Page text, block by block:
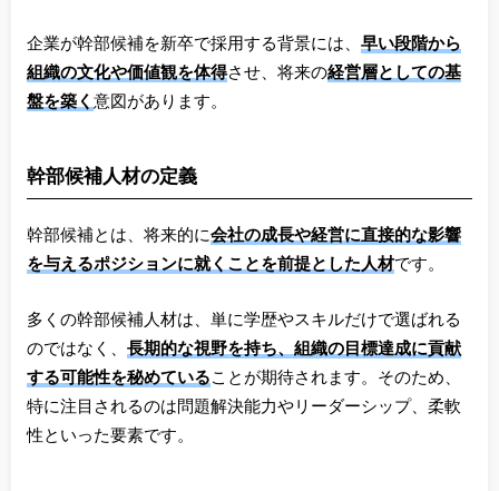
企業が幹部候補を新卒で採用する背景には、 早い段階から
組織の文化や価値観を体得させ、将来の経営層としての基
盤を築く 意図があります。
幹部候補人材の定義
幹部候補とは、将来的に会社の成長や経営に直接的な影響
を与えるポジションに就くことを前提とした人材です。
多くの幹部候補人材は、単に学歴やスキルだけで選ばれる
のではなく、 長期的な視野を持ち、組織の目標達成に貢献
する可能性を秘めていることが期待されます。そのため、
特に注目されるのは問題解決能力やリーダーシップ、柔軟
性といった要素です。